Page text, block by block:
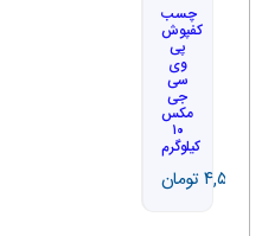
چسب
کفپوش
پی
وی
سی
جی
مکس
۱۰
کیلوگرم
تومان